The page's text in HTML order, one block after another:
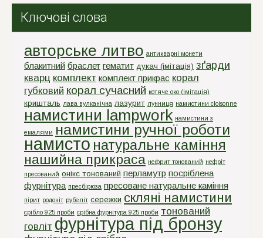
Ключові слова
авторське литво антикварні монети
блакитний браслет гематит дукач (імітація) зґарди
кварц комплект комплект прикрас корал
губковий корал сучасний котяче око (імітація)
кришталь лава вулканічна лазурит лунниця намистини cloisonne
намистини lampwork намистини з
емалями намистини ручної роботи
намисто натуральне каміння
нашийна прикраса нефрит тонований нефріт
пресований онікс тонований перламутр посріблена
фурнітура пресбірюза пресоване натуральне каміння
пірит родоніт рубеліт сережки скляні намистини
срiбло 925 проби срiбна фурнiтура 925 проби тонований
говліт фурнітура під бронзу